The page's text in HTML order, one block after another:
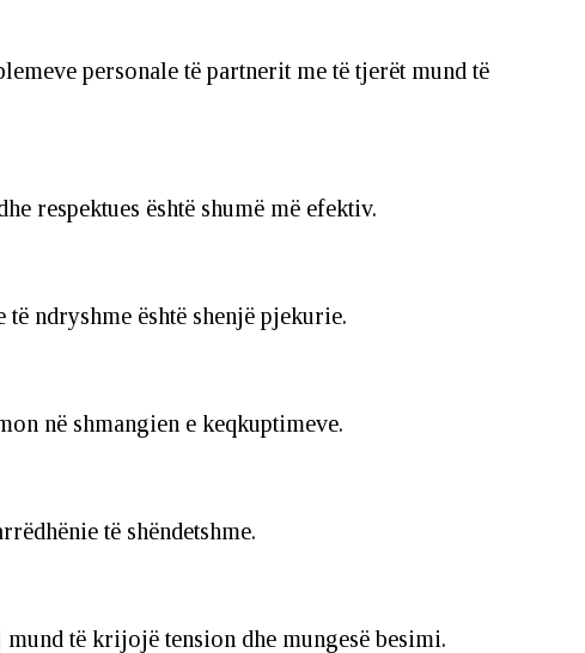
personale të partnerit me të tjerët mund të
respektues është shumë më efektiv.
ndryshme është shenjë pjekurie.
në shmangien e keqkuptimeve.
të shëndetshme.
të krijojë tension dhe mungesë besimi.